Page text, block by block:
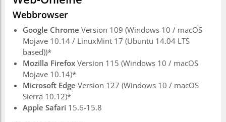
Webbrowser
Google Chrome Version 109 (Windows 10 / macOS
Mojave 10.14 / LinuxMint 17 (Ubuntu 14.04 LTS
based))*
Mozilla Firefox Version 115 (Windows 10 / macOS
Mojave 10.14)*
Microsoft Edge Version 127 (Windows 10 / macOS
Sierra 10.12)*
Apple Safari 15.6-15.8